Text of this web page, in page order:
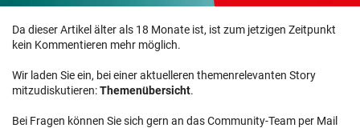
Da dieser Artikel älter als 18 Monate ist, ist zum jetzigen Zeitpunkt
kein Kommentieren mehr möglich.
Wir laden Sie ein, bei einer aktuelleren themenrelevanten Story
mitzudiskutieren:Themenübersicht.
Bei Fragen können Sie sich gern an das Community-Team per Mail